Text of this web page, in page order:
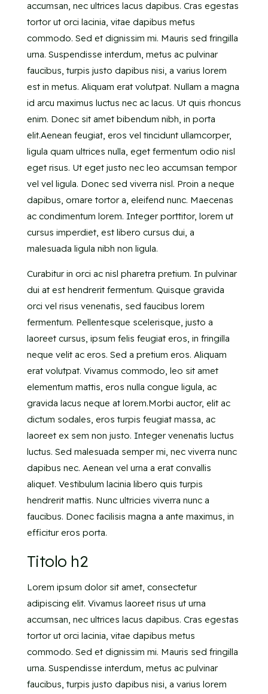
accumsan, nec ultrices lacus dapibus. Cras egestas
tortor ut orci lacinia, vitae dapibus metus
commodo. Sed et dignissim mi. Mauris sed fringilla
urna. Suspendisse interdum, metus ac pulvinar
faucibus, turpis justo dapibus nisi, a varius lorem
est in metus. Aliquam erat volutpat. Nullam a magna
id arcu maximus luctus nec ac lacus. Ut quis rhoncus
enim. Donec sit amet bibendum nibh, in porta
elit.Aenean feugiat, eros vel tincidunt ullamcorper,
ligula quam ultrices nulla, eget fermentum odio nisl
eget risus. Ut eget justo nec leo accumsan tempor
vel vel ligula. Donec sed viverra nisl. Proin a neque
dapibus, ornare tortor a, eleifend nunc. Maecenas
ac condimentum lorem. Integer porttitor, lorem ut
cursus imperdiet, est libero cursus dui, a
malesuada ligula nibh non ligula.
Curabitur in orci ac nisl pharetra pretium. In pulvinar
dui at est hendrerit fermentum. Quisque gravida
orci vel risus venenatis, sed faucibus lorem
fermentum. Pellentesque scelerisque, justo a
laoreet cursus, ipsum felis feugiat eros, in fringilla
neque velit ac eros. Sed a pretium eros. Aliquam
erat volutpat. Vivamus commodo, leo sit amet
elementum mattis, eros nulla congue ligula, ac
gravida lacus neque at lorem.Morbi auctor, elit ac
dictum sodales, eros turpis feugiat massa, ac
laoreet ex sem non justo. Integer venenatis luctus
luctus. Sed malesuada semper mi, nec viverra nunc
dapibus nec. Aenean vel urna a erat convallis
aliquet. Vestibulum lacinia libero quis turpis
hendrerit mattis. Nunc ultricies viverra nunc a
faucibus. Donec facilisis magna a ante maximus, in
efficitur eros porta.
Titolo h2
Lorem ipsum dolor sit amet, consectetur
adipiscing elit. Vivamus laoreet risus ut urna
accumsan, nec ultrices lacus dapibus. Cras egestas
tortor ut orci lacinia, vitae dapibus metus
commodo. Sed et dignissim mi. Mauris sed fringilla
urna. Suspendisse interdum, metus ac pulvinar
faucibus, turpis justo dapibus nisi, a varius lorem